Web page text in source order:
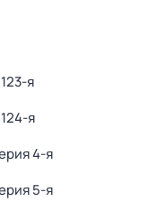
я
я
4-я
5-я